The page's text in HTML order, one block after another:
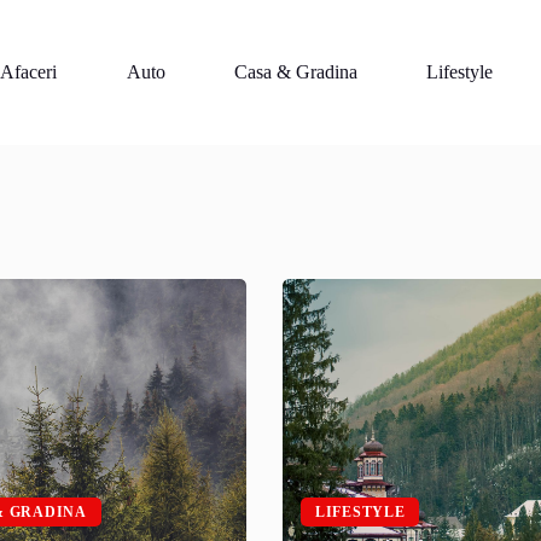
Afaceri
Auto Casa & Gradina Lifestyle
GRADINA LIFESTYLE